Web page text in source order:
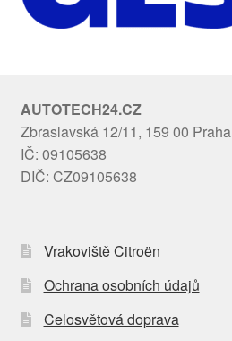
AUTOTECH24.CZ
Zbraslavská 12/11, 159 00 Praha
IČ: 09105638
DIČ: CZ09105638
Vrakoviště Citroën
Ochrana osobních údajů
Celosvětová doprava